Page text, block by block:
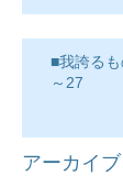
■我誇るも
～27
アーカイブ